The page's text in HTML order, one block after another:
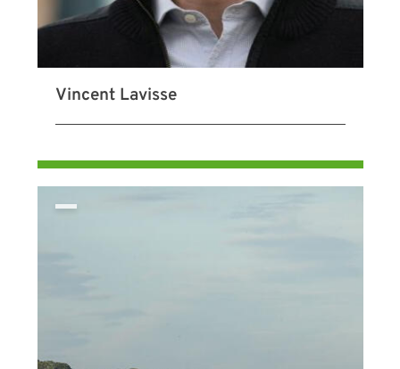
Vincent Lavisse